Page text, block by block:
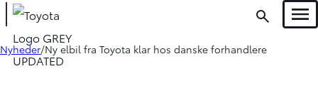
Nyheder Ny elbil fra Toyota klar hos danske forhandlere